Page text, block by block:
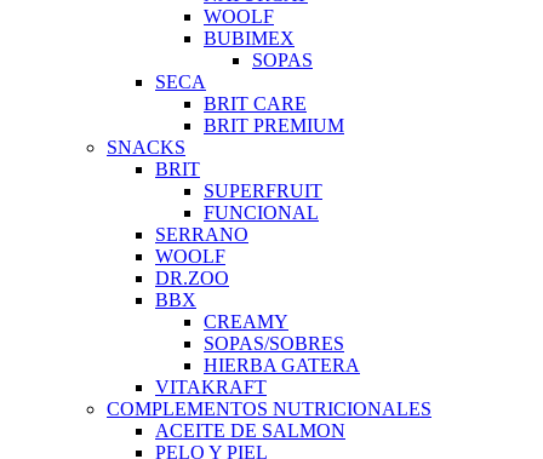
WOOLF
BUBIMEX
SOPAS
SECA
BRIT CARE
BRIT PREMIUM
SNACKS
BRIT
SUPERFRUIT
FUNCIONAL
SERRANO
WOOLF
DR.ZOO
BBX
CREAMY
SOPAS/SOBRES
HIERBA GATERA
VITAKRAFT
COMPLEMENTOS NUTRICIONALES
ACEITE DE SALMON
PELO Y PIEL